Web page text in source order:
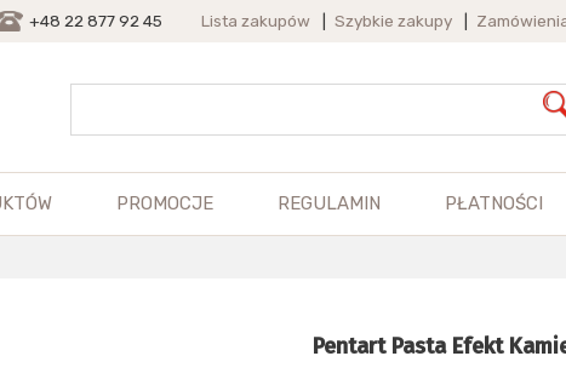
+48 22 877 92 45 Lista zakupów Szybkie zakupy
PROMOCJE REGULAMIN PŁATNOŚCI
Pentart Pasta Efekt